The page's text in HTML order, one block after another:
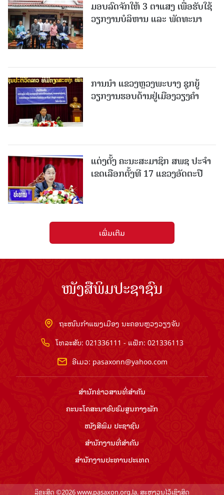
ມອບລົດຈັກໃຫ້ 3 ຕາແສງ ເພື່ອຮັບໃຊ້
ວຽກງານບໍລິຫານ ແລະ ພັດທະນາ
ການນຳ ແຂວງຫຼວງພະບາງ ຊຸກຍູ້
ວຽກງານຮອບດ້ານຢູ່ເມືອງວຽງຄໍາ
ແຕ່ງຕັ້ງ ຄະນະສະມາຊິກ ສພຊ ປະຈຳ
ເຂດເລືອກຕັ້ງທີ 17 ແຂວງອັດຕະປື
ເພີ່ມເຕີມ
ໜັງສືພິມປະຊາຊົນ
ຖະໜົນກຳແພງເມືອງ ນະຄອນຫຼວງວຽງຈັນ
ໂທລະສັບ: 021336111 - ແຟັກ: 021336113
ອີເມວ: pasaxonn@yahoo.com
ສຳ​ນັກ​ຂ່າວ​ສານ​ທີ່​ສຳ​ຄັນ​
ຄະນະໂຄສະນາອົບຮົມ​ສູນ​ກາງ​ພັກ
ໜັງສືພິມ ປະ​ຊາ​ຊົນ
ສຳ​ນັກ​ງານ​ທີ່​ສຳ​ຄັນ
ສຳ​ນັກ​ງານ​ປະ​ທານ​ປະ​ເທດ
ລິຂະສິດ ©2026 www.pasaxon.org.la. ສະຫງວນໄວ້ເຊິງສິດ